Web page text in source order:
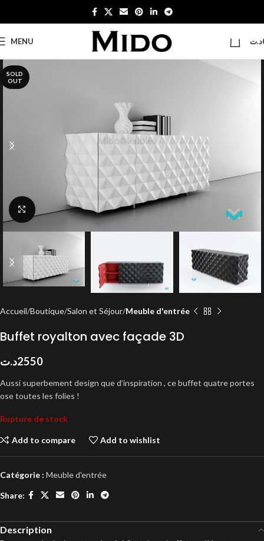
MENU د.ت
SOLD
OUT
Click to enlarge
Accueil Boutique Salon et Séjour Meuble d'entrée
Buffet royalton avec façade 3D
2550د.ت
Aussi superbement design que d’inspiration , ce buffet quatre portes
ose toutes les folies !
Rupture de stock
Add to compare Add to wishlist
Catégorie : Meuble d'entrée
Share:
Description